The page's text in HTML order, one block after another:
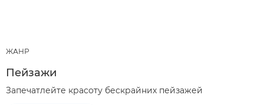
ЖАНР
Пейзажи
Запечатлейте красоту бескрайних пейзажей